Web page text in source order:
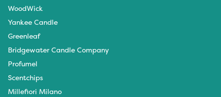
WoodWick
Yankee Candle
Greenleaf
Bridgewater Candle Company
Profumel
Scentchips
Millefiori Milano